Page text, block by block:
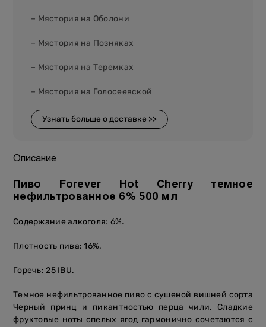
– Мястория на Оболони
– Мястория на Позняках
– Мястория на Теремках
– Мястория на Голосеевской
Узнать больше о доставке >>
Описание
Пиво Forever Hot Cherry темное
нефильтрованное 6% 500 мл
Содержание алкоголя: 6%.
Плотность пива: 16%.
Горечь: 25 IBU.
Темное нефильтрованное пиво с сушеной вишней сорта
Черный принц и пикантностью перца чили. Сладкие
фруктовые ноты спелых ягод гармонично сочетаются с